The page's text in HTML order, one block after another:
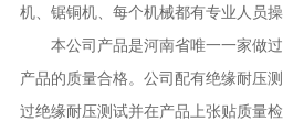
机、锯铜机、每个机械都有专业人员
本公司产品是河南省唯一一家做
产品的质量合格。公司配有绝缘耐压
过绝缘耐压测试并在产品上张贴质量